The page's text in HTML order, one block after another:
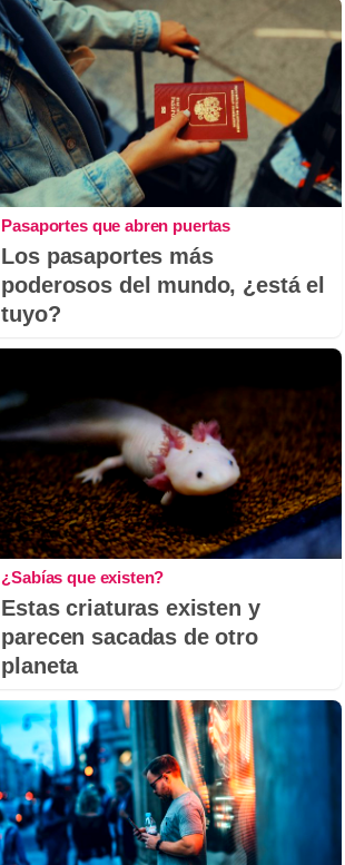
Pasaportes que abren puertas
Los pasaportes más
poderosos del mundo, ¿está el
tuyo?
¿Sabías que existen?
Estas criaturas existen y
parecen sacadas de otro
planeta